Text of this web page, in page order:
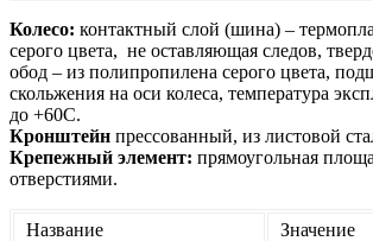
Колесо: контактный слой (шина) –
серого цвета, не оставляющая следов,
обод – из полипропилена серого цвета,
скольжения на оси колеса, температура
до +60С.
Кронштейн прессованный, из листовой
Крепежный элемент: прямоугольная
отверстиями.
Название
Значение